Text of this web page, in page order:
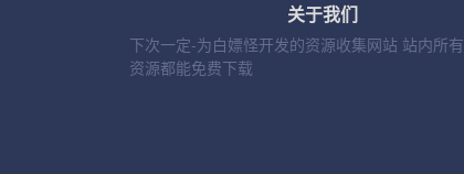
关于我们
下次一定-为白嫖怪开发的资源收集网站 站内所
资源都能免费下载